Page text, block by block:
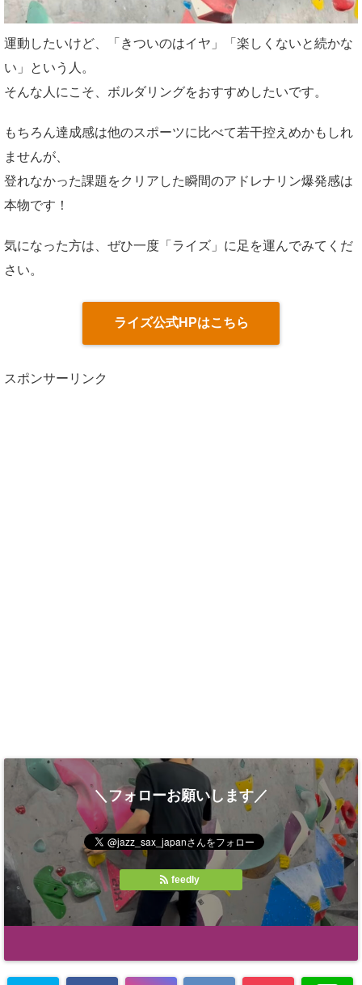
運動したいけど、「きついのはイヤ」「楽しくないと続かな
い」という人。
そんな人にこそ、ボルダリングをおすすめしたいです。
もちろん達成感は他のスポーツに比べて若干控えめかもしれ
ませんが、
登れなかった課題をクリアした瞬間のアドレナリン爆発感は
本物です！
気になった方は、ぜひ一度「ライズ」に足を運んでみてくだ
さい。
ライズ公式HPはこちら
スポンサーリンク
＼フォローお願いします／
feedly